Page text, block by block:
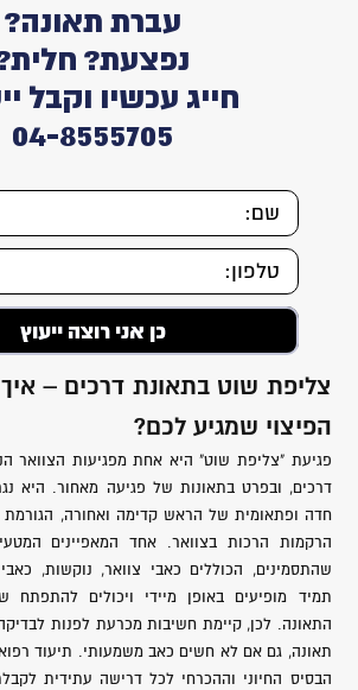
עברת תאונה?
נפצעת?
חייג עכשיו וקבל
04-8555705
צליפת שוט בתאונת דרכים –
הפיצוי שמגיע לכם?
פגיעת "צליפת שוט" היא אחת מפגיעות הצוואר
דרכים, ובפרט בתאונות של פגיעה מאחור. היא
חדה ופתאומית של הראש קדימה ואחורה,
הרקמות הרכות בצוואר. אחד המאפיינים
שהתסמינים, הכוללים כאבי צוואר, נוקשות,
תמיד מופיעים באופן מיידי ויכולים
התאונה. לכן, קיימת חשיבות מכרעת לפנות
תאונה, גם אם לא חשים כאב משמעותי. תיעוד
הבסיס החיוני וההכרחי לכל דרישה עתידית